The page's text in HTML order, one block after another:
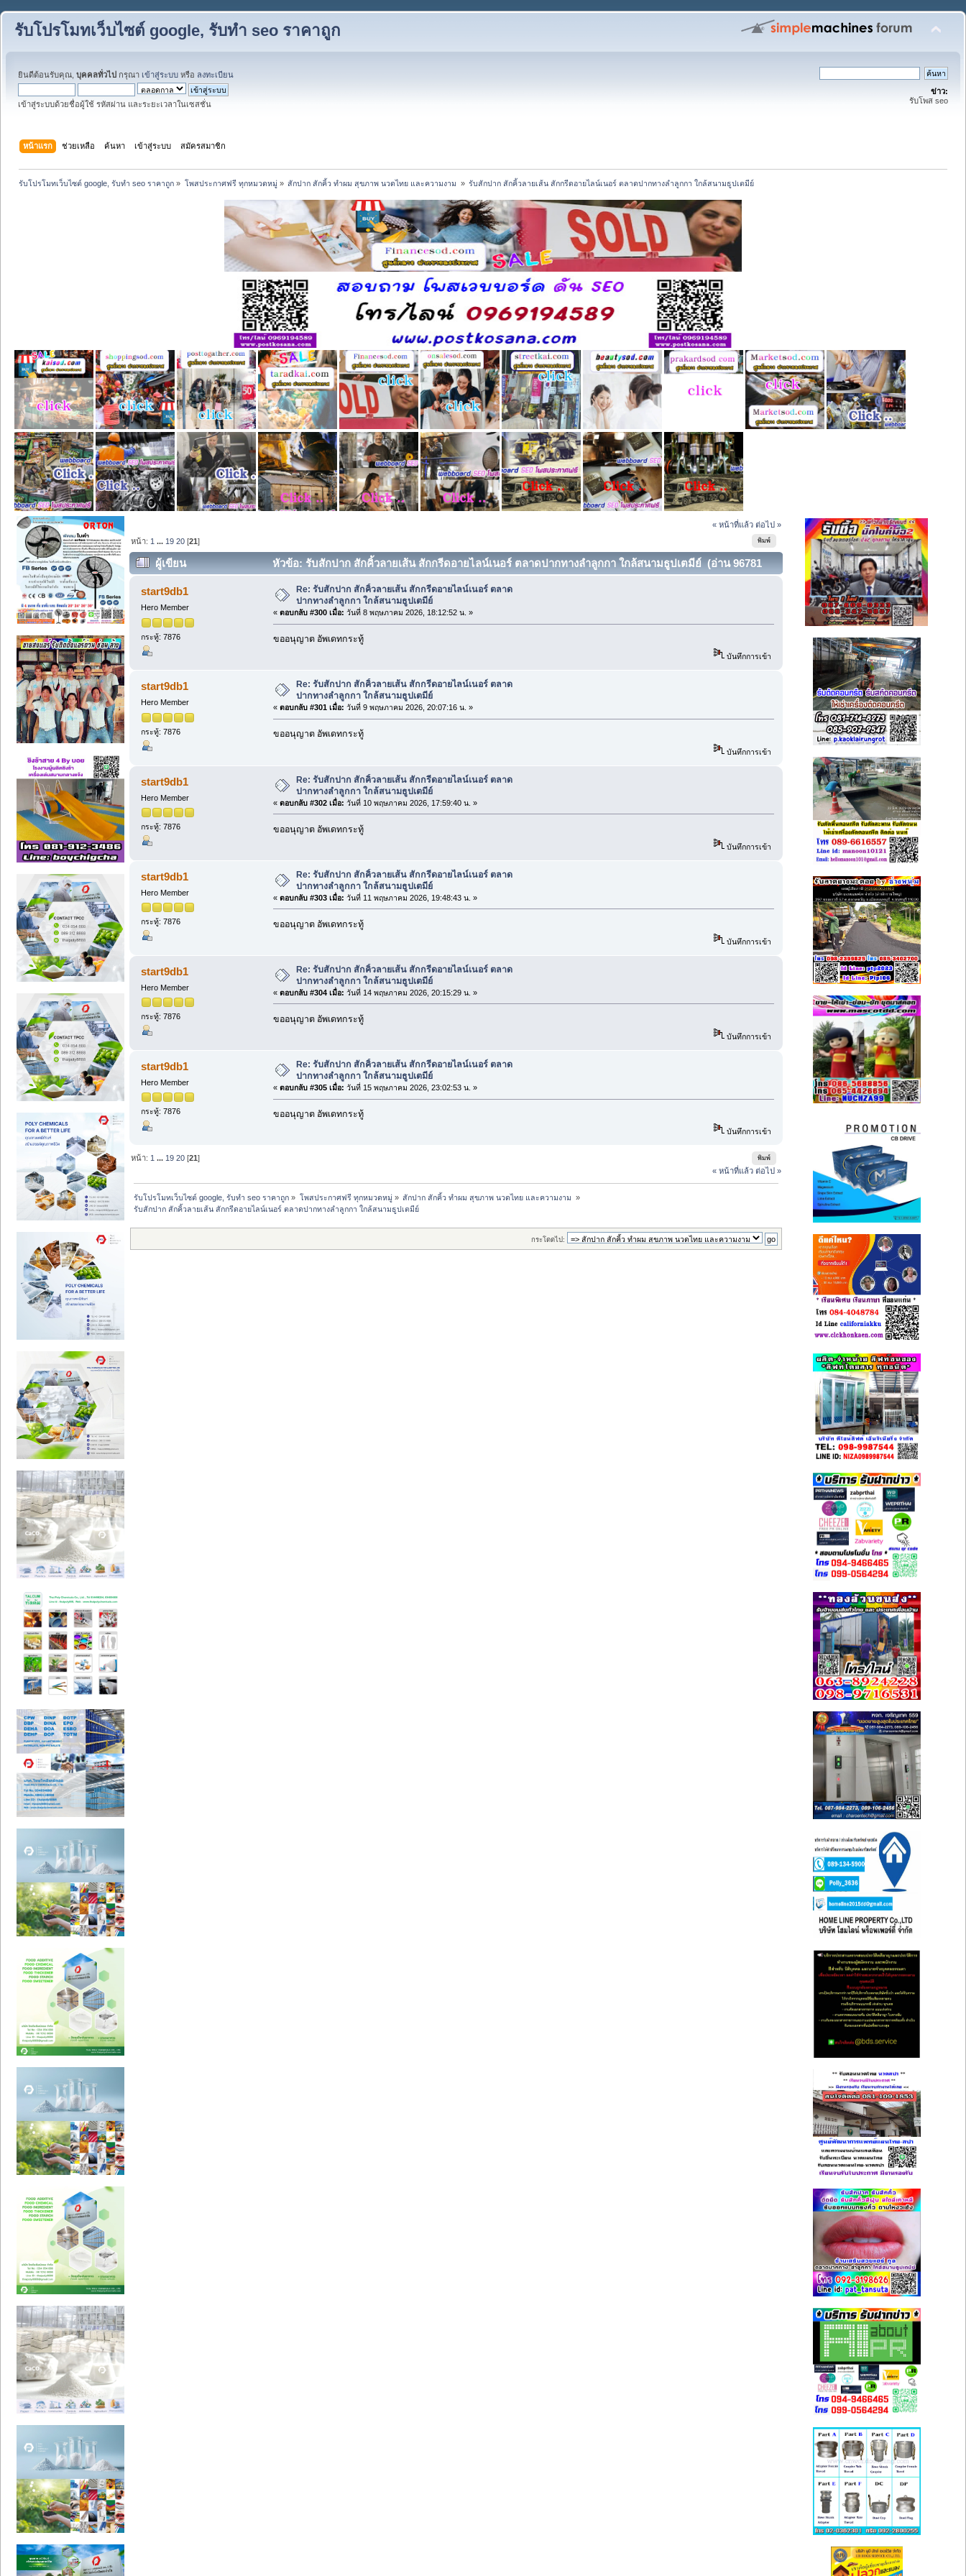
รับโปรโมทเว็บไซต์ google, รับทำ seo ราคาถูก
ยินดีต้อนรับคุณ, บุคคลทั่วไป กรุณา เข้าสู่ระบบ หรือ ลงทะเบียน
เข้าสู่ระบบด้วยชื่อผู้ใช้ รหัสผ่าน และระยะเวลาในเซสชั่น
ข่าว:
รับโพส seo
หน้าแรก ช่วยเหลือ ค้นหา เข้าสู่ระบบ สมัครสมาชิก
รับโปรโมทเว็บไซต์ google, รับทำ seo ราคาถูก » โพสประกาศฟรี ทุกหมวดหมู่» สักปาก สักคิ้ว ทำผม สุขภาพ นวดไทย และความงาม » รับสักปาก สักคิ้วลายเส้น สักกรีดอายไลน์เนอร์ ตลาดปากทางลำลูกกา ใกล้สนามธูปเตมีย์
« หน้าที่แล้ว ต่อไป »
พิมพ์
หน้า: 1 ... 19 20 [21]
ผู้เขียน
หัวข้อ: รับสักปาก สักคิ้วลายเส้น สักกรีดอายไลน์เนอร์ ตลาดปากทางลำลูกกา ใกล้สนามธูปเตมีย์ (อ่าน 96781
ครั้ง)
start9db1
Hero Member
กระทู้: 7876
Re: รับสักปาก สักคิ้วลายเส้น สักกรีดอายไลน์เนอร์ ตลาด
ปากทางลำลูกกา ใกล้สนามธูปเตมีย์
« ตอบกลับ #300 เมื่อ: วันที่ 8 พฤษภาคม 2026, 18:12:52 น. »
ขออนุญาต อัพเดทกระทู้
บันทึกการเข้า
start9db1
Hero Member
กระทู้: 7876
Re: รับสักปาก สักคิ้วลายเส้น สักกรีดอายไลน์เนอร์ ตลาด
ปากทางลำลูกกา ใกล้สนามธูปเตมีย์
« ตอบกลับ #301 เมื่อ: วันที่ 9 พฤษภาคม 2026, 20:07:16 น. »
ขออนุญาต อัพเดทกระทู้
บันทึกการเข้า
start9db1
Hero Member
กระทู้: 7876
Re: รับสักปาก สักคิ้วลายเส้น สักกรีดอายไลน์เนอร์ ตลาด
ปากทางลำลูกกา ใกล้สนามธูปเตมีย์
« ตอบกลับ #302 เมื่อ: วันที่ 10 พฤษภาคม 2026, 17:59:40 น. »
ขออนุญาต อัพเดทกระทู้
บันทึกการเข้า
start9db1
Hero Member
กระทู้: 7876
Re: รับสักปาก สักคิ้วลายเส้น สักกรีดอายไลน์เนอร์ ตลาด
ปากทางลำลูกกา ใกล้สนามธูปเตมีย์
« ตอบกลับ #303 เมื่อ: วันที่ 11 พฤษภาคม 2026, 19:48:43 น. »
ขออนุญาต อัพเดทกระทู้
บันทึกการเข้า
start9db1
Hero Member
กระทู้: 7876
Re: รับสักปาก สักคิ้วลายเส้น สักกรีดอายไลน์เนอร์ ตลาด
ปากทางลำลูกกา ใกล้สนามธูปเตมีย์
« ตอบกลับ #304 เมื่อ: วันที่ 14 พฤษภาคม 2026, 20:15:29 น. »
ขออนุญาต อัพเดทกระทู้
บันทึกการเข้า
start9db1
Hero Member
กระทู้: 7876
Re: รับสักปาก สักคิ้วลายเส้น สักกรีดอายไลน์เนอร์ ตลาด
ปากทางลำลูกกา ใกล้สนามธูปเตมีย์
« ตอบกลับ #305 เมื่อ: วันที่ 15 พฤษภาคม 2026, 23:02:53 น. »
ขออนุญาต อัพเดทกระทู้
บันทึกการเข้า
พิมพ์
หน้า: 1 ... 19 20 [21]
« หน้าที่แล้ว ต่อไป »
รับโปรโมทเว็บไซต์ google, รับทำ seo ราคาถูก » โพสประกาศฟรี ทุกหมวดหมู่» สักปาก สักคิ้ว ทำผม สุขภาพ นวดไทย และความงาม »
รับสักปาก สักคิ้วลายเส้น สักกรีดอายไลน์เนอร์ ตลาดปากทางลำลูกกา ใกล้สนามธูปเตมีย์
กระโดดไป: